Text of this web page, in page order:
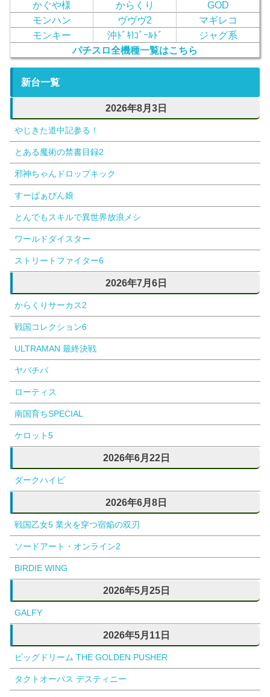
かぐや様 からくり
GOD
モンハン
ヴヴヴ2
マギレコ
モンキー
沖ﾄﾞｷ!ｺﾞｰﾙﾄﾞ
ジャグ系
パチスロ全機種一覧はこちら
新台一覧
2026年8月3日
やじきた道中記参る！
とある魔術の禁書目録2
邪神ちゃんドロップキック
すーぱぁびん娘
とんでもスキルで異世界放浪メシ
ワールドダイスター
ストリートファイター6
2026年7月6日
からくりサーカス2
戦国コレクション6
ULTRAMAN 最終決戦
ヤバチバ
ローティス
南国育ちSPECIAL
ケロット5
2026年6月22日
ダークハイビ
2026年6月8日
戦国乙女5 業火を穿つ宿焔の双刃
ソードアート・オンライン2
BIRDIE WING
2026年5月25日
GALFY
2026年5月11日
ビッグドリーム THE GOLDEN PUSHER
タクトオーパス デスティニー